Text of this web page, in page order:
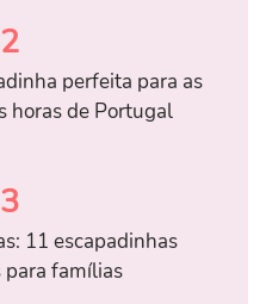
2
perfeita para as
horas de Portugal
3
11 escapadinhas
famílias